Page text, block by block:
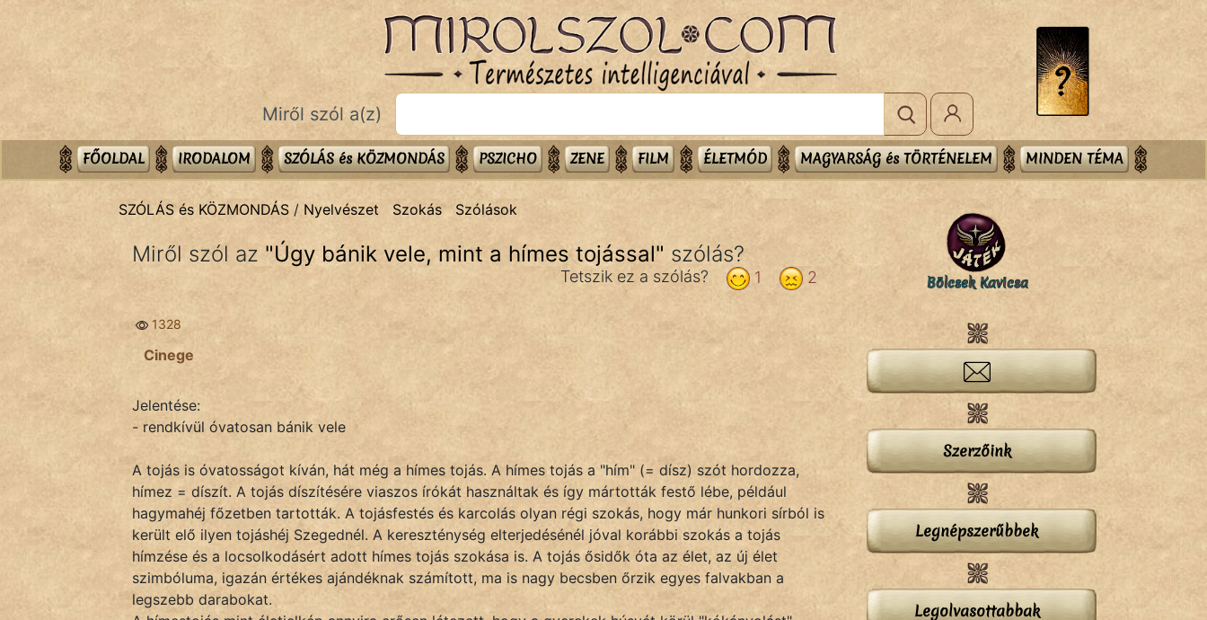
Bibliai
Közmondások
Szóláscsoportok
És
KÖZMONDÁS
Miről szól a(z)
FŐOLDAL IRODALOM SZÓLÁS és KÖZMONDÁS PSZICHO ZENE FILM ÉLETMÓD MAGYARSÁG és TÖRTÉNELEM MINDEN TÉMA
SZÓLÁS és KÖZMONDÁS / Nyelvészet Szokás Szólások
Miről szól az "Úgy bánik vele, mint a hímes tojással" szólás?
2
1
Tetszik ez a szólás?
1328
Cinege
Jelentése:
- rendkívül óvatosan bánik vele
A tojás is óvatosságot kíván, hát még a hímes tojás. A hímes tojás a "hím" (= dísz) szót hordozza,
hímez = díszít. A tojás díszítésére viaszos írókát használtak és így mártották festő lébe, például
hagymahéj főzetben tartották. A tojásfestés és karcolás olyan régi szokás, hogy már hunkori sírból is
került elő ilyen tojáshéj Szegednél. A kereszténység elterjedésénél jóval korábbi szokás a tojás
hímzése és a locsolkodásért adott hímes tojás szokása is. A tojás ősidők óta az élet, az új élet
szimbóluma, igazán értékes ajándéknak számított, ma is nagy becsben őrzik egyes falvakban a
legszebb darabokat.
Bölcsek Kavicsa
Szerzőink
Legnépszerűbbek
Legolvasottabbak